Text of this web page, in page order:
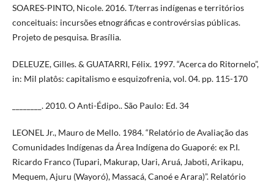
SOARES-PINTO, Nicole. 2016. T/terras indígenas e territórios
conceituais: incursões etnográficas e controvérsias públicas.
Projeto de pesquisa. Brasília.
DELEUZE, Gilles. & GUATARRI, Félix. 1997. “Acerca do Ritornelo”,
in: Mil platôs: capitalismo e esquizofrenia, vol. 04. pp. 115-170
________. 2010. O Anti-Édipo.. São Paulo: Ed. 34
LEONEL Jr., Mauro de Mello. 1984. “Relatório de Avaliação das
Comunidades Indígenas da Área Indígena do Guaporé: ex P.I.
Ricardo Franco (Tupari, Makurap, Uari, Aruá, Jaboti, Arikapu,
Mequem, Ajuru (Wayoró), Massacá, Canoé e Arara)”. Relatório